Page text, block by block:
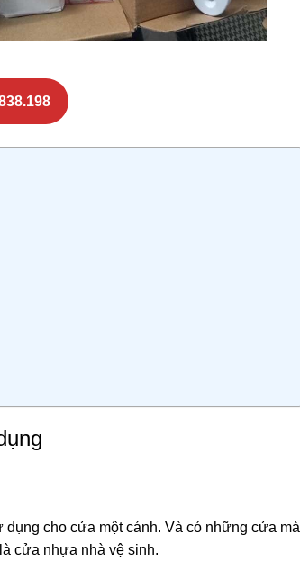
cho cửa một cánh. Và có những cửa mà
cửa nhựa nhà vệ sinh.